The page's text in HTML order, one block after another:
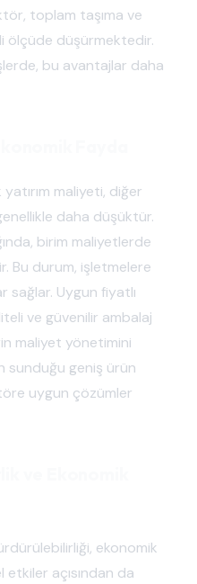
toplam taşıma ve
ölçüde düşürmektedir.
bu avantajlar daha
maliyeti, diğer
daha düşüktür.
birim maliyetlerde
Bu durum, işletmelere
sağlar. Uygun fiyatlı
ve güvenilir ambalaj
maliyet yönetimini
sunduğu geniş ürün
uygun çözümler
ekonomik
etkiler açısından da